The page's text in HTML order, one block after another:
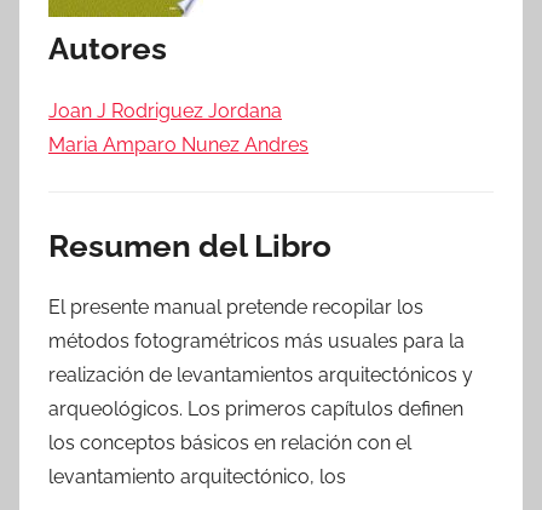
Autores
Joan J Rodriguez Jordana
Maria Amparo Nunez Andres
Resumen del Libro
El presente manual pretende recopilar los
métodos fotogramétricos más usuales para la
realización de levantamientos arquitectónicos y
arqueológicos. Los primeros capítulos definen
los conceptos básicos en relación con el
levantamiento arquitectónico, los